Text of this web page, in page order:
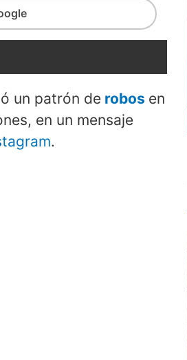
un patrón de robos en
en un mensaje
.